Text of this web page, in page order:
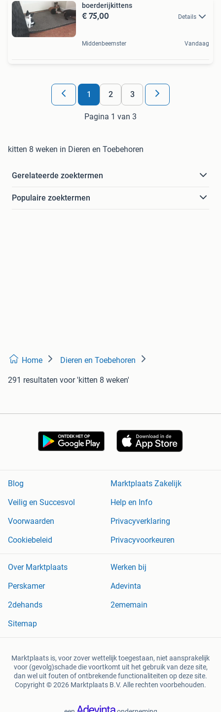
boerderijkittens
€ 75,00 Details
Middenbeemster Vandaag
1 2 3
Pagina 1 van 3
kitten 8 weken in Dieren en Toebehoren
Gerelateerde zoektermen
Populaire zoektermen
Home Dieren en Toebehoren
291 resultaten voor 'kitten 8 weken'
Blog
Marktplaats Zakelijk
Veilig en Succesvol
Help en Info
Voorwaarden
Privacyverklaring
Cookiebeleid
Privacyvoorkeuren
Over Marktplaats
Werken bij
Perskamer
Adevinta
2dehands
2ememain
Sitemap
Marktplaats is, voor zover wettelijk toegestaan, niet aansprakelijk
voor (gevolg)schade die voortkomt uit het gebruik van deze site,
dan wel uit fouten of ontbrekende functionaliteiten op deze site.
Copyright © 2026 Marktplaats B.V. Alle rechten voorbehouden.